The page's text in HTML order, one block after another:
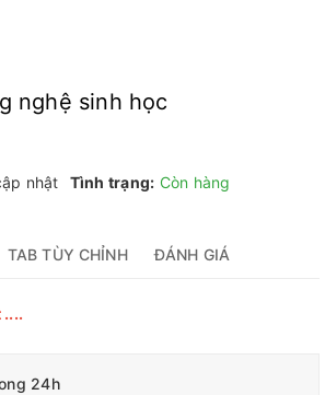
nghệ sinh học
nhật Tình trạng: Còn hàng
TAB TÙY CHỈNH ĐÁNH GIÁ
....
24h